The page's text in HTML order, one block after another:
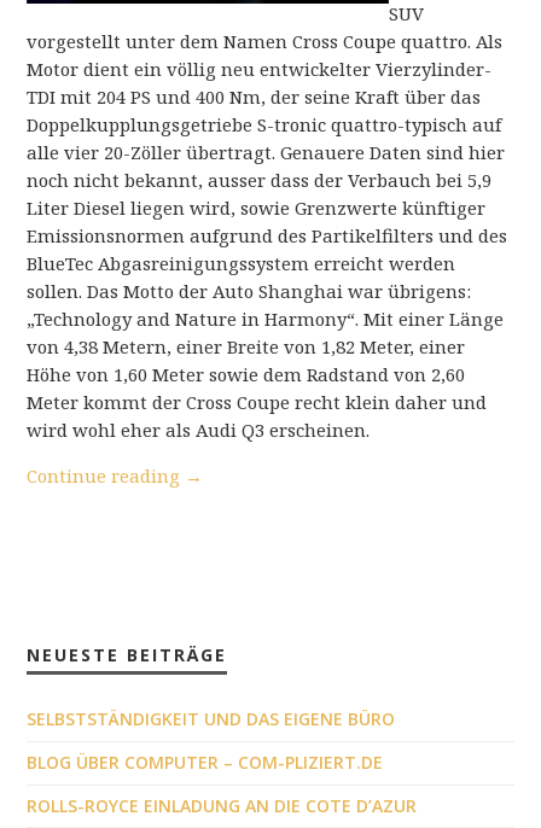
SUV
vorgestellt unter dem Namen Cross Coupe quattro. Als
Motor dient ein völlig neu entwickelter Vierzylinder-
TDI mit 204 PS und 400 Nm, der seine Kraft über das
Doppelkupplungsgetriebe S-tronic quattro-typisch auf
alle vier 20-Zöller übertragt. Genauere Daten sind hier
noch nicht bekannt, ausser dass der Verbauch bei 5,9
Liter Diesel liegen wird, sowie Grenzwerte künftiger
Emissionsnormen aufgrund des Partikelfilters und des
BlueTec Abgasreinigungssystem erreicht werden
sollen. Das Motto der Auto Shanghai war übrigens:
„Technology and Nature in Harmony“. Mit einer Länge
von 4,38 Metern, einer Breite von 1,82 Meter, einer
Höhe von 1,60 Meter sowie dem Radstand von 2,60
Meter kommt der Cross Coupe recht klein daher und
wird wohl eher als Audi Q3 erscheinen.
Continue reading →
NEUESTE BEITRÄGE
SELBSTSTÄNDIGKEIT UND DAS EIGENE BÜRO
BLOG ÜBER COMPUTER – COM-PLIZIERT.DE
ROLLS-ROYCE EINLADUNG AN DIE COTE D’AZUR